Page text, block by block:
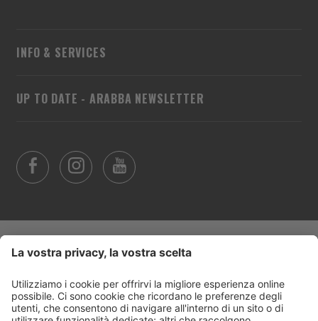
UP TO DATE - ARABBA NEWSLETTER
INFO & SERVICES